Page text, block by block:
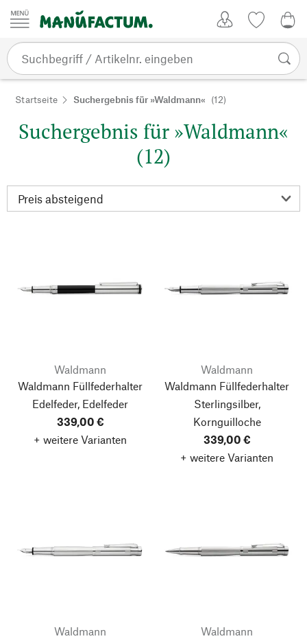
Zum Inhalt springen
Startseite Suchergebnis für »Waldmann« (12)
Suchergebnis für »Waldmann«
(12)
Waldmann
Waldmann Füllfederhalter
Edelfeder, Edelfeder
339,00 €
+ weitere Varianten
Waldmann
Waldmann Füllfederhalter
Sterlingsilber,
Kornguilloche
339,00 €
+ weitere Varianten
Waldmann
Waldmann